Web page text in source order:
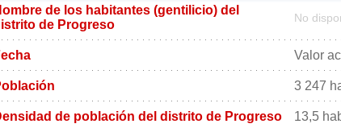
de los habitantes (gentilicio) del
de Progreso
No
Valor
3 247
de población del distrito de Progreso 13,5